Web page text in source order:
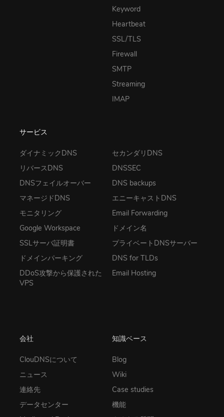
Keyword
Heartbeat
SSL/TLS
Firewall
SMTP
Streaming
IMAP
サービス
ダイナミックDNS
リバースDNS
DNSフェイルオーバー
マネージドDNS
モニタリング
Google Workspace
SSLサーバ証明書
ドメインパーキング
DDoS攻撃から保護された
VPS
セカンダリDNS
DNSSEC
DNS backups
エニーキャストDNS
Email Forwarding
ドメイン名
プライベートDNSサーバー
DNS for TLDs
Email Hosting
会社
ClouDNSについて
ニュース
連絡先
データセンター
知識ベース
Blog
Wiki
Case studies
機能